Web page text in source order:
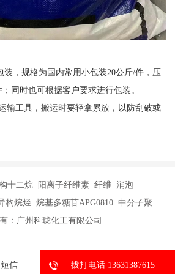
装，规格为国内常用小包装20公斤/件，压
同时也可根据客户要求进行包装。
输工具，搬运时要轻拿累放，以防刮破或
十二烷 阳离子纤维素 纤维 消泡
构烷烃 烷基多糖苷APG0810 中分子聚
：广州科珑化工有限公司
短信 拔打电话 13631387615